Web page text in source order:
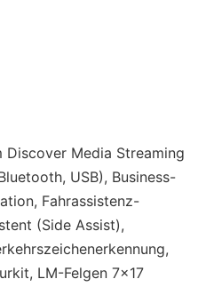
Media Streaming
USB), Business-
Fahrassistenz-
(Side Assist),
LM-Felgen 7x17